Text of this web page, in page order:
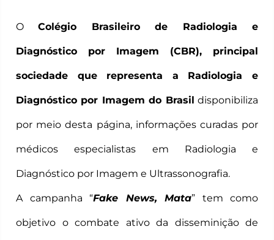
OColégio Brasileiro de Radiologia e
Diagnóstico por Imagem (CBR), principal
sociedade que representa a Radiologia e
Diagnóstico por Imagem do Brasil disponibiliza
por meio desta página, informações curadas por
médicos especialistas em Radiologia e
Diagnóstico por Imagem e Ultrassonografia.
A campanha “Fake News, Mata” tem como
objetivo o combate ativo da disseminição de